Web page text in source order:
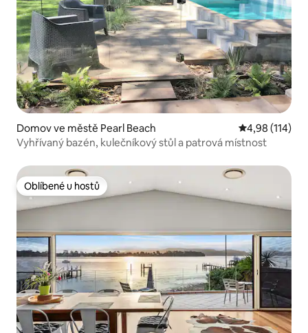
Domov ve městě Pearl Beach Průměrné
4,98 (114)
Vyhřívaný bazén, kulečníkový stůl a patrová místnost
Oblíbené u hostů
Oblíbené u hostů